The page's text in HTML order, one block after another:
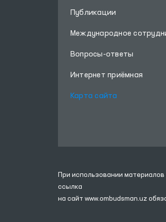
Публикации
Международное
Вопросы-ответы
Интернет приёмная
Карта сайта
При использовании материалов
ссылка
на сайт www.ombudsman.uz